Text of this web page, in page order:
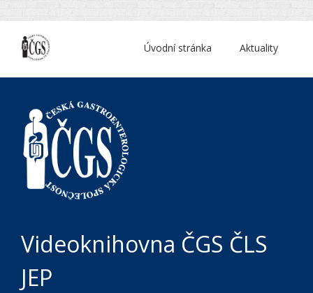
Aktuality
Úvodní stránka
Videoknihovna ČGS ČLS
JEP